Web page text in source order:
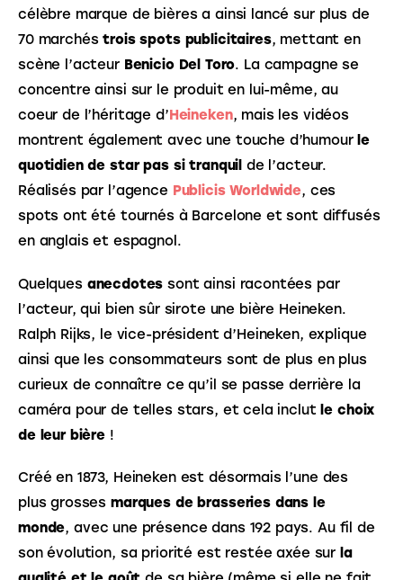
célèbre marque de bières a ainsi lancé sur plus de
70 marchés trois spots publicitaires, mettant en
scène l’acteur Benicio Del Toro. La campagne se
concentre ainsi sur le produit en lui-même, au
coeur de l’héritage d’ Heineken, mais les vidéos
montrent également avec une touche d’humour le
quotidien de star pas si tranquil de l’acteur.
Réalisés par l’agence Publicis Worldwide, ces
spots ont été tournés à Barcelone et sont diffusés
en anglais et espagnol.
Quelques anecdotes sont ainsi racontées par
l’acteur, qui bien sûr sirote une bière Heineken.
Ralph Rijks, le vice-président d’Heineken, explique
ainsi que les consommateurs sont de plus en plus
curieux de connaître ce qu’il se passe derrière la
caméra pour de telles stars, et cela inclut le choix
de leur bière !
Créé en 1873, Heineken est désormais l’une des
plus grosses marques de brasseries dans le
monde, avec une présence dans 192 pays. Au fil de
son évolution, sa priorité est restée axée sur la